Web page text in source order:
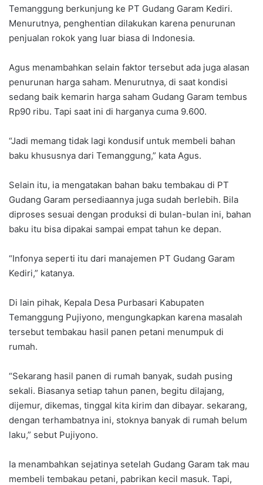
Temanggung berkunjung ke PT Gudang Garam Kediri.
Menurutnya, penghentian dilakukan karena penurunan
penjualan rokok yang luar biasa di Indonesia.
Agus menambahkan selain faktor tersebut ada juga alasan
penurunan harga saham. Menurutnya, di saat kondisi
sedang baik kemarin harga saham Gudang Garam tembus
Rp90 ribu. Tapi saat ini di harganya cuma 9.600.
“Jadi memang tidak lagi kondusif untuk membeli bahan
baku khususnya dari Temanggung,” kata Agus.
Selain itu, ia mengatakan bahan baku tembakau di PT
Gudang Garam persediaannya juga sudah berlebih. Bila
diproses sesuai dengan produksi di bulan-bulan ini, bahan
baku itu bisa dipakai sampai empat tahun ke depan.
“Infonya seperti itu dari manajemen PT Gudang Garam
Kediri,” katanya.
Di lain pihak, Kepala Desa Purbasari Kabupaten
Temanggung Pujiyono, mengungkapkan karena masalah
tersebut tembakau hasil panen petani menumpuk di
rumah.
“Sekarang hasil panen di rumah banyak, sudah pusing
sekali. Biasanya setiap tahun panen, begitu dilajang,
dijemur, dikemas, tinggal kita kirim dan dibayar. sekarang,
dengan terhambatnya ini, stoknya banyak di rumah belum
laku,” sebut Pujiyono.
Ia menambahkan sejatinya setelah Gudang Garam tak mau
membeli tembakau petani, pabrikan kecil masuk. Tapi,